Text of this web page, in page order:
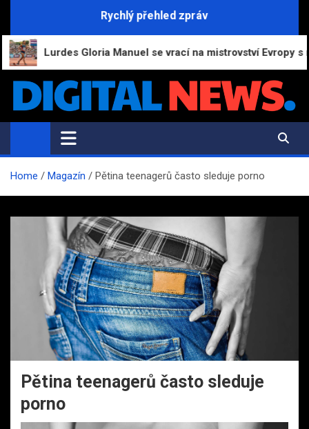
content
Rychlý přehled zpráv
Lurdes Gloria Manuel se vrací na mistrovství Evropy s novou
Digital-News.cz
Informační a zpravodajský portál
Home Magazín Pětina teenagerů často sleduje porno
Pětina teenagerů často sleduje
porno